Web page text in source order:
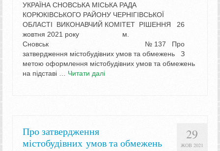
УКРАЇНА СНОВСЬКА МІСЬКА РАДА
КОРЮКІВСЬКОГО РАЙОНУ ЧЕРНІГІВСЬКОЇ
ОБЛАСТІ ВИКОНАВЧИЙ КОМІТЕТ РІШЕННЯ 26
жовтня 2021 року м.
Сновськ № 137 Про
затвердження містобудівних умов та обмежень З
метою оформлення містобудівних умов та обмежень
на підставі … Читати далі
29
ЖОВ 2021
Про затвердження
містобудівних умов та обмежень